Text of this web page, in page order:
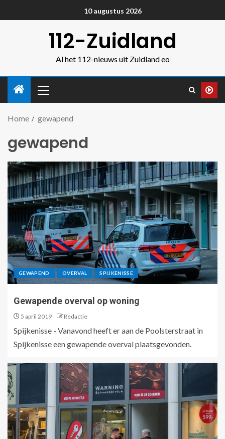
10 augustus 2026
112-Zuidland
Al het 112-nieuws uit Zuidland eo
Home gewapend
gewapend
GEWAPEND OVERVAL SPIJKENISSE
Gewapende overval op woning
5 april 2019 Redactie
Spijkenisse - Vanavond heeft er aan de Poolsterstraat in
Spijkenisse een gewapende overval plaatsgevonden.